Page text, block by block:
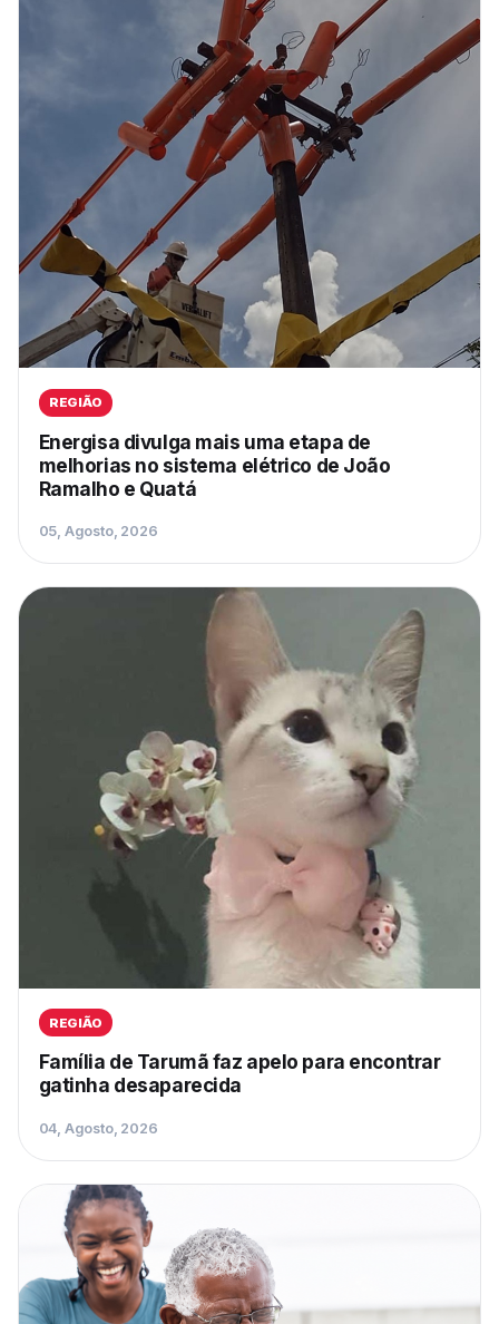
REGIÃO
Energisa divulga mais uma etapa de
melhorias no sistema elétrico de João
Ramalho e Quatá
05, Agosto, 2026
REGIÃO
Família de Tarumã faz apelo para encontrar
gatinha desaparecida
04, Agosto, 2026